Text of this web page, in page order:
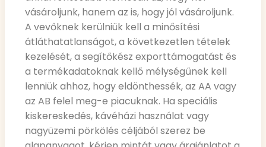
vásároljunk, hanem az is, hogy jól vásároljunk.
A vevőknek kerülniük kell a minősítési
átláthatatlanságot, a következetlen tételek
kezelését, a segítőkész exporttámogatást és
a termékadatoknak kellő mélységűnek kell
lenniük ahhoz, hogy eldönthessék, az AA vagy
az AB felel meg-e piacuknak. Ha speciális
kiskereskedés, kávéházi használat vagy
nagyüzemi pörkölés céljából szerez be